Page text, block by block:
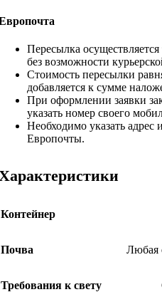
Пересылка
без возможности
Стоимость пересылки
добавляется к сумме
При оформлении заявки
указать номер своего
Необходимо указать
Европочты.
Контейнер
Почва Любая
Требования к свету